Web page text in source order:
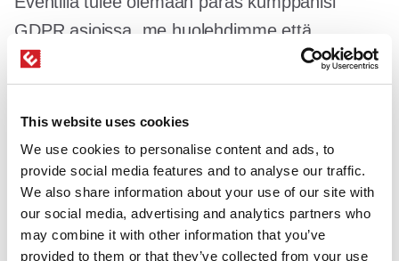
This website uses cookies
We use cookies to personalise content and ads, to
provide social media features and to analyse our traffic.
We also share information about your use of our site with
our social media, advertising and analytics partners who
may combine it with other information that you’ve
provided to them or that they’ve collected from your use
GDPR asioissa, me huolehdimme että
palveluntuottajana sinulla, rekisterinpitäjällä on
parhaat työkalut sekä luotettava kumppani
tapahtumanhallinnassasi.
Kirjoittajasta